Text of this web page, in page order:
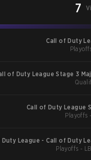
7
Call of Duty
of Duty League Stage 3
Call of Duty League
Playoffs
League - Call of Duty
Playoffs -